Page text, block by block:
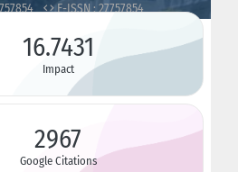
E-ISSN : 27757854
16.7431
Impact
2967
Google Citations